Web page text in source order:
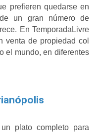
prefieren quedarse en
un gran número de
En TemporadaLivre
venta de propiedad col
el mundo, en diferentes
plato completo para